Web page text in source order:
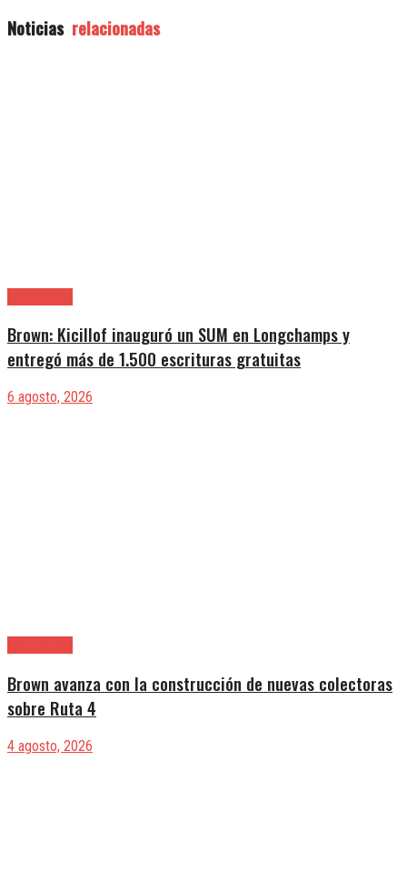
Noticias relacionadas
Brown: Kicillof inauguró un SUM en Longchamps y
entregó más de 1.500 escrituras gratuitas
6 agosto, 2026
Brown avanza con la construcción de nuevas colectoras
sobre Ruta 4
4 agosto, 2026